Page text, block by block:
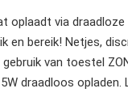
oplaadt via
en bereik! Netjes,
van toestel
draadloos opladen.